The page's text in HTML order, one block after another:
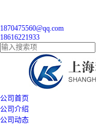
1870475560@qq.com
18616221933
公司首页
公司介绍
公司动态